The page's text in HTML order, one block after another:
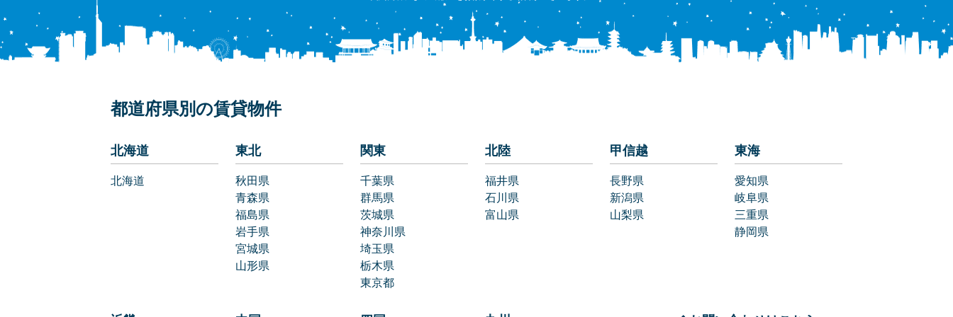
都道府県別の賃貸物件
北海道
北海道
東北
秋田県
青森県
福島県
岩手県
宮城県
山形県
関東
千葉県
群馬県
茨城県
神奈川県
埼玉県
栃木県
東京都
北陸
福井県
石川県
富山県
甲信越
長野県
新潟県
山梨県
東海
愛知県
岐阜県
三重県
静岡県